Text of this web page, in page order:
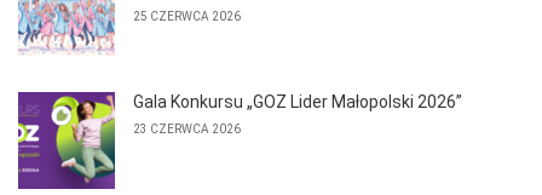
25 CZERWCA 2026
Gala Konkursu „GOZ Lider Małopolski 2026”
23 CZERWCA 2026